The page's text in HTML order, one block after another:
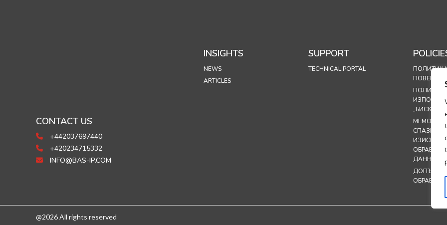
CONTACT US
+442037697440
+420234715332
INFO@BAS-IP.COM
INSIGHTS
NEWS
ARTICLES
SUPPORT
TECHNICAL PORTAL
ПОЛИТИКА
ДАННИ
@2026 All rights reserved